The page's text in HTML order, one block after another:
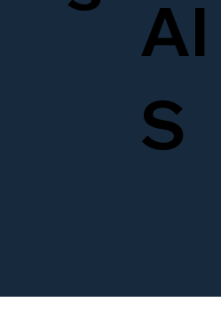
AI
S